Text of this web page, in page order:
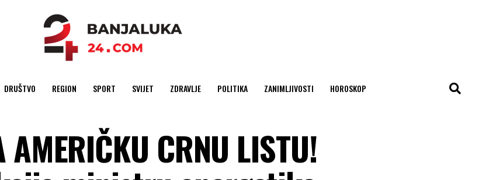
DRUŠTVO REGION SPORT SVIJET ZDRAVLJE POLITIKA ZANIMLJIVOSTI HOROSKOP
CRNU LISTU!